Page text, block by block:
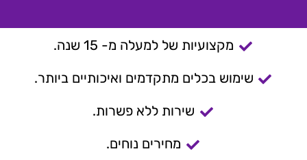
מקצועיות של למעלה מ- 15 שנה.
שימוש בכלים מתקדמים ואיכותיים ביותר.
שירות ללא פשרות.
מחירים נוחים.